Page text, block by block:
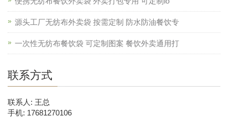
源头工厂无纺布外卖袋 按需定制 防水防油餐饮专
一次性无纺布餐饮袋 可定制图案 餐饮外卖通用打
联系方式
联系人: 王总
手机: 17681270106